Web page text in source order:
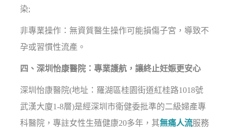
染;
非專業操作：無資質醫生操作可能損傷子宮，導致不
孕或習慣性流產。
四、深圳怡康醫院：專業護航，讓終止妊娠更安心
深圳怡康醫院(地址：羅湖區桂園街道紅桂路1018號
武漢大廈1-8層)是經深圳市衛健委批準的二級婦產專
科醫院，專註女性生殖健康20多年，其無痛人流服務